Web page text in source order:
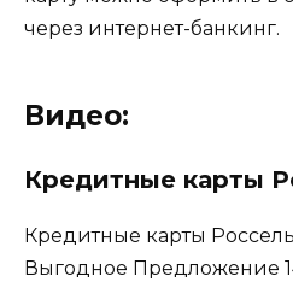
через интернет-банкинг.
Видео:
Кредитные карты
Кредитные карты
Выгодное Предложение